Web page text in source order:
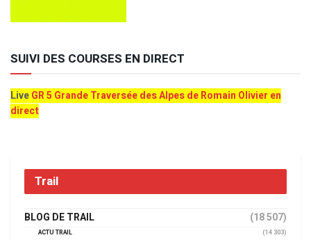
SUIVI DES COURSES EN DIRECT
LiveGR 5 Grande Traversée des Alpes de Romain Olivier en
direct
Trail
BLOG DE TRAIL (18 507)
ACTU TRAIL
(14 303)